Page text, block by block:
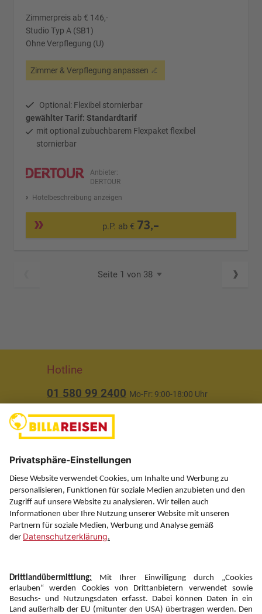
Zimmerpreis ab € 146,-
Studio Typ A (SB1)
Ohne Verpflegung (U)
Zimmer & Verpflegung anpassen
Optional: Flexibel stornierbar
gewählter Tarif: Standardtarif
mit optional zubuchbarem Flexpaket flexibel
stornierbar
Anbieter:
DERTOUR
Hotelbeschreibung anzeigen
p.P. ab € 73,-
Seite 1 von 38
Hotline
01 580 99 2400 Mo-Fr: 9:00-18:00 Uhr
Über uns
Service
Information
Folgen Sie uns auf
Newsletter: